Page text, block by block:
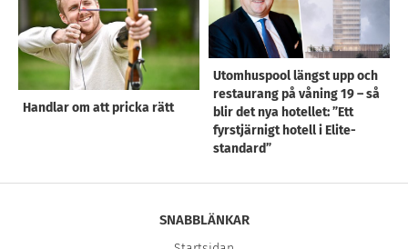
Handlar om att pricka rätt
Utomhuspool längst upp och
restaurang på våning 19 – så
blir det nya hotellet: ”Ett
fyrstjärnigt hotell i Elite-
standard”
SNABBLÄNKAR